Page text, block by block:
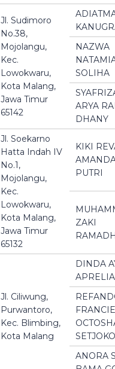
Jl. Sudimoro
No.38,
Mojolangu,
Kec.
Lowokwaru,
Kota Malang,
Jawa Timur
65142
NAZWA
SOLIHA
ARYA
DHANY
Jl. Soekarno
Hatta Indah IV
No.1,
Mojolangu,
Kec.
Lowokwaru,
Kota Malang,
Jawa Timur
65132
KIKI
PUTRI
ZAKI
Jl. Ciliwung,
Purwantoro,
Kec. Blimbing,
Kota Malang
DINDA
APRELIA
ANORA